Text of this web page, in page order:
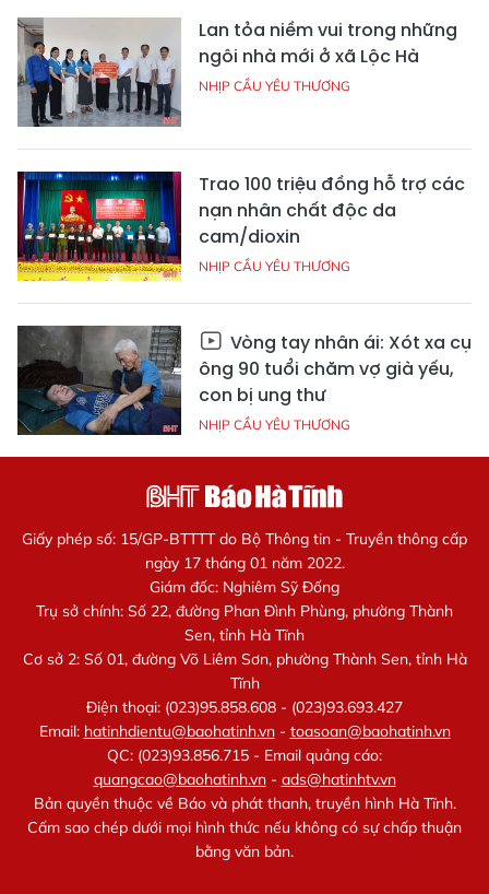
Lan tỏa niềm vui trong những
ngôi nhà mới ở xã Lộc Hà
NHỊP CẦU YÊU THƯƠNG
Trao 100 triệu đồng hỗ trợ các
nạn nhân chất độc da
cam/dioxin
NHỊP CẦU YÊU THƯƠNG
Vòng tay nhân ái: Xót xa cụ
ông 90 tuổi chăm vợ già yếu,
con bị ung thư
NHỊP CẦU YÊU THƯƠNG
Giấy phép số: 15/GP-BTTTT do Bộ Thông tin - Truyền thông cấp
ngày 17 tháng 01 năm 2022.
Giám đốc: Nghiêm Sỹ Đống
Trụ sở chính: Số 22, đường Phan Đình Phùng, phường Thành
Sen, tỉnh Hà Tĩnh
Cơ sở 2: Số 01, đường Võ Liêm Sơn, phường Thành Sen, tỉnh Hà
Tĩnh
Điện thoại: (023)95.858.608 - (023)93.693.427
Email: hatinhdientu@baohatinh.vn- toasoan@baohatinh.vn
QC: (023)93.856.715 - Email quảng cáo:
quangcao@baohatinh.vn- ads@hatinhtv.vn
Bản quyền thuộc về Báo và phát thanh, truyền hình Hà Tĩnh.
Cấm sao chép dưới mọi hình thức nếu không có sự chấp thuận
bằng văn bản.